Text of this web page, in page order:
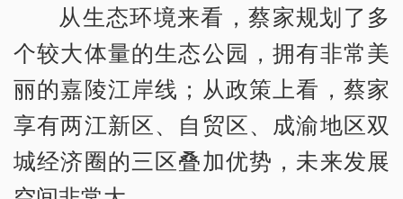
从生态环境来看，蔡家规划了多
个较大体量的生态公园，拥有非常美
丽的嘉陵江岸线；从政策上看，蔡家
享有两江新区、自贸区、成渝地区双
城经济圈的三区叠加优势，未来发展